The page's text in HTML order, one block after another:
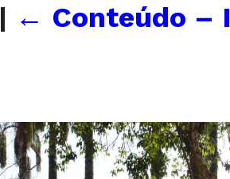
| ← Conteúdo –